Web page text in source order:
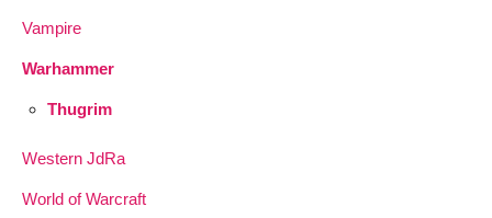
Vampire
Warhammer
Thugrim
Western JdRa
World of Warcraft